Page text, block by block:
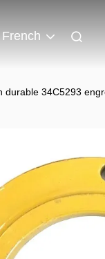
French
34C5293